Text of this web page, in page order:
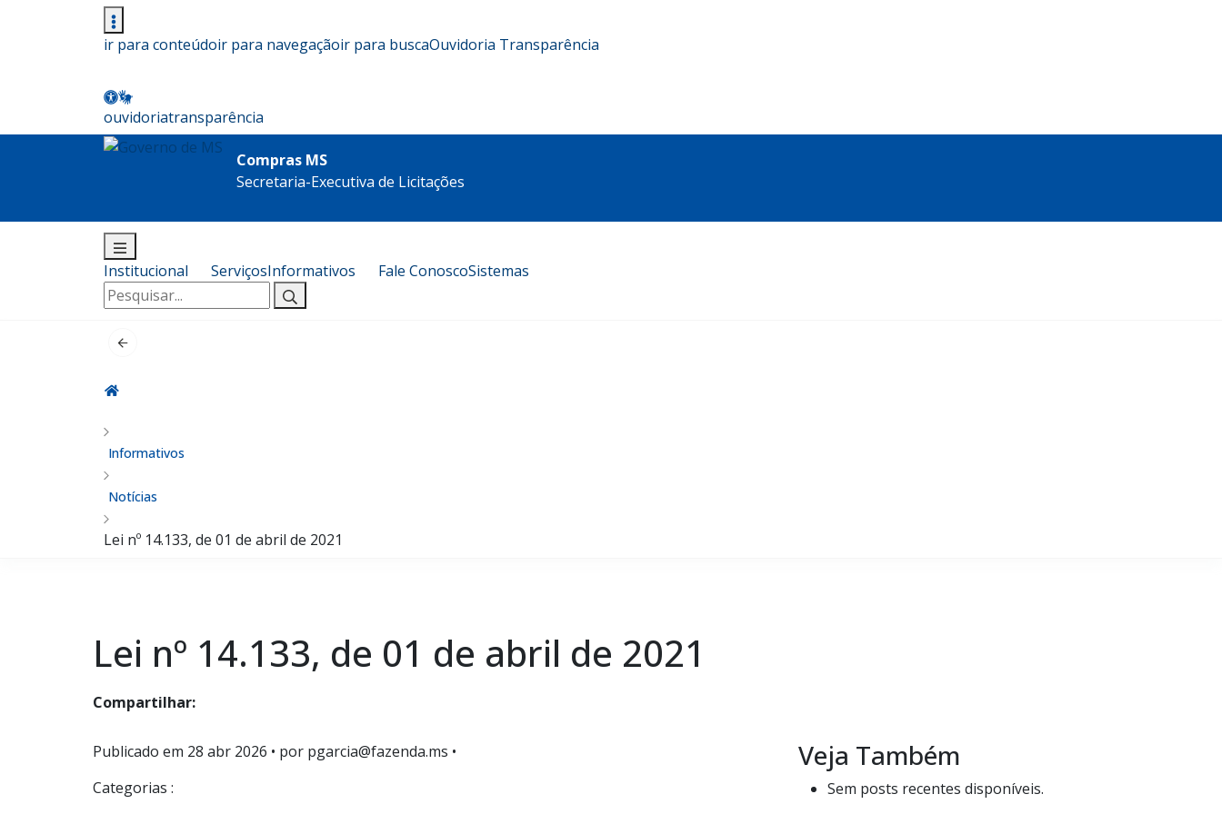
ir para conteúdoir para navegaçãoir para buscaOuvidoria Transparência
ouvidoriatransparência
Compras MS
Secretaria-Executiva de Licitações
Institucional ServiçosInformativos Fale ConoscoSistemas
Pesquisar
por:
Informativos
Notícias
Lei nº 14.133, de 01 de abril de 2021
Lei nº 14.133, de 01 de abril de 2021
Compartilhar:
Publicado em 28 abr 2026 • por pgarcia@fazenda.ms •
Categorias :
Veja Também
Sem posts recentes disponíveis.